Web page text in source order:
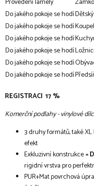
Do jakého pokoje se hodí
Do jakého pokoje se hodí
Do jakého pokoje se hodí
Do jakého pokoje se hodí
Do jakého pokoje se hodí
Do jakého pokoje se hodí
REGISTRACI 17 %
Komerční podlahy - vinylové
3 druhy formátů, také
efekt
Exkluzivní konstrukce«
rigidní vrstva pro
PUR+Mat povrchová